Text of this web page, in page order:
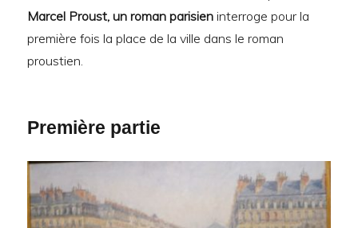
Marcel Proust, un roman parisien interroge pour la
première fois la place de la ville dans le roman
proustien.
Première partie